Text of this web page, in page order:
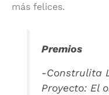
más felices.
Premios
-Construlita
Proyecto: El